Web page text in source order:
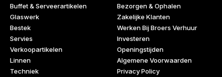
Buffet & Serveerartikelen
Glaswerk
Bestek
Servies
Verkoopartikelen
Linnen
Techniek
Bezorgen & Ophalen
Zakelijke Klanten
Werken Bij Broers Verhuur
Investeren
Openingstijden
Algemene Voorwaarden
Privacy Policy